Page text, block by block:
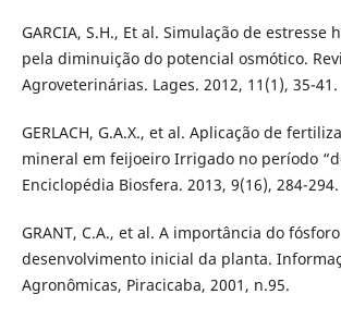
GARCIA, S.H., Et al. Simulação de estresse
pela diminuição do potencial osmótico.
Agroveterinárias. Lages. 2012, 11(1), 35-41.
GERLACH, G.A.X., et al. Aplicação de
mineral em feijoeiro Irrigado no período
Enciclopédia Biosfera. 2013, 9(16), 284-294.
GRANT, C.A., et al. A importância do
desenvolvimento inicial da planta.
Agronômicas, Piracicaba, 2001, n.95.